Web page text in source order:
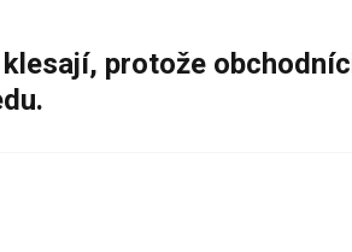
protože